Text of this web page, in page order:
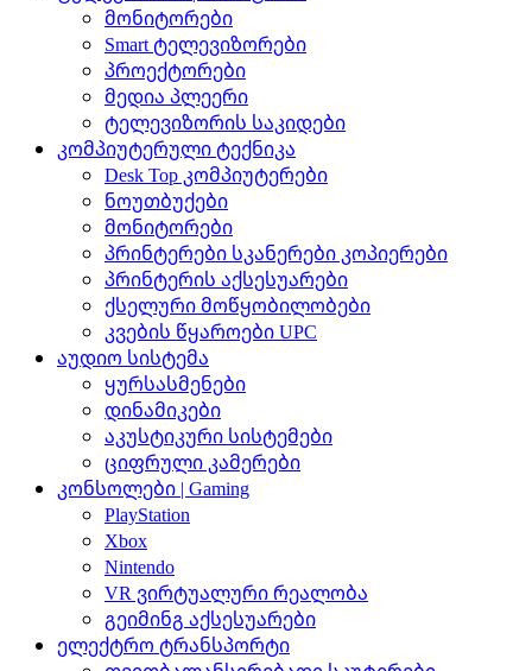
მონიტორები
Smart ტელევიზორები
პროექტორები
მედია პლეერი
ტელევიზორის საკიდები
კომპიუტერული ტექნიკა
Desk Top კომპიუტერები
ნოუთბუქები
მონიტორები
პრინტერები სკანერები კოპიერები
პრინტერის აქსესუარები
ქსელური მოწყობილობები
კვების წყაროები UPC
აუდიო სისტემა
ყურსასმენები
დინამიკები
აკუსტიკური სისტემები
ციფრული კამერები
კონსოლები | Gaming
PlayStation
Xbox
Nintendo
VR ვირტუალური რეალობა
გეიმინგ აქსესუარები
ელექტრო ტრანსპორტი